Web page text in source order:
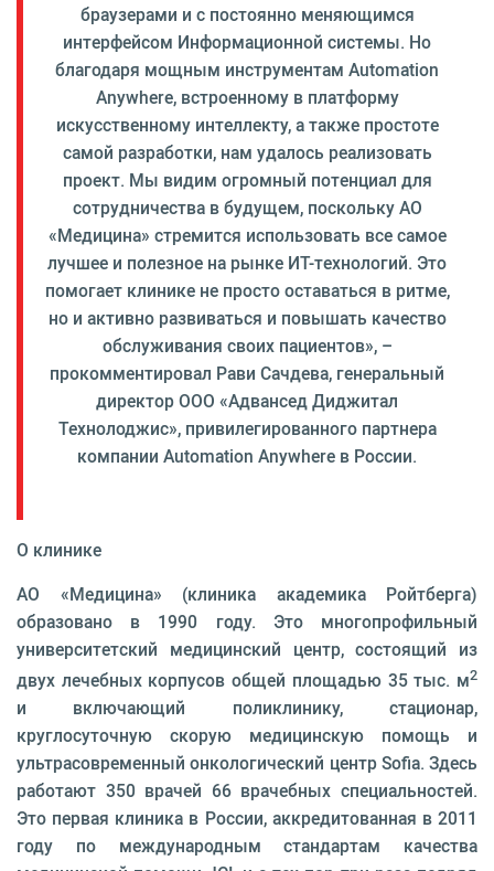
браузерами и с постоянно меняющимся
интерфейсом Информационной системы. Но
благодаря мощным инструментам Automation
Anywhere, встроенному в платформу
искусственному интеллекту, а также простоте
самой разработки, нам удалось реализовать
проект. Мы видим огромный потенциал для
сотрудничества в будущем, поскольку АО
«Медицина» стремится использовать все самое
лучшее и полезное на рынке ИТ-технологий. Это
помогает клинике не просто оставаться в ритме,
но и активно развиваться и повышать качество
обслуживания своих пациентов», –
прокомментировал Рави Сачдева, генеральный
директор ООО «Адвансед Диджитал
Технолоджис», привилегированного партнера
компании Automation Anywhere в России.
О клинике
АО «Медицина» (клиника академика Ройтберга)
образовано в 1990 году. Это многопрофильный
университетский медицинский центр, состоящий из
двух лечебных корпусов общей площадью 35 тыс. м2
и включающий поликлинику, стационар,
круглосуточную скорую медицинскую помощь и
ультрасовременный онкологический центр Sofia. Здесь
работают 350 врачей 66 врачебных специальностей.
Это первая клиника в России, аккредитованная в 2011
году по международным стандартам качества